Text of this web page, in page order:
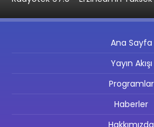
Ana Sayfa
Yayın Akışı
Programlar
Haberler
Hakkımızda